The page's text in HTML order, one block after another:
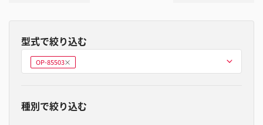
型式で絞り込む
型式を選ぶ
OP-85503削
除
種別で絞り込む